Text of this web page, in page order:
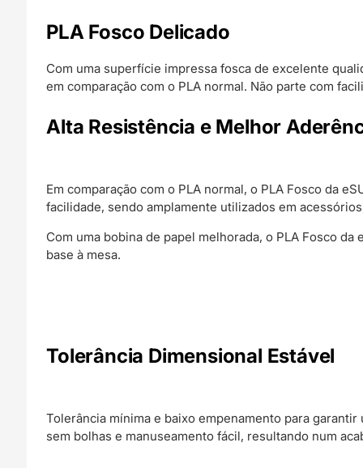
PLA Fosco Delicado
Com uma superfície impressa fosca de excelente
em comparação com o PLA normal. Não parte com
Alta Resistência e Melhor
Em comparação com o PLA normal, o PLA Fosco da
facilidade, sendo amplamente utilizados em
Com uma bobina de papel melhorada, o PLA Fosco
base à mesa.
Tolerância Dimensional Estável
Tolerância mínima e baixo empenamento para
sem bolhas e manuseamento fácil, resultando num